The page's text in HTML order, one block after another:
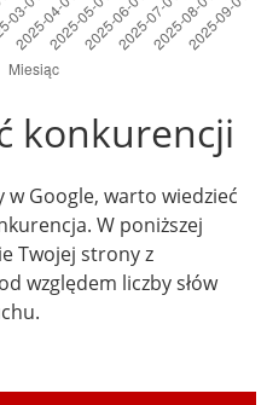
konkurencji
w Google, warto wiedzieć
W poniższej
Twojej strony z
względem liczby słów